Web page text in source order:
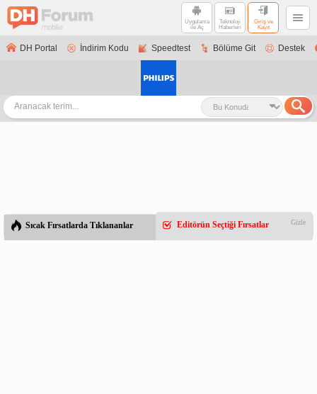
Uygulama
ile Aç
Teknoloji
Haberleri
Giriş ve
Kayıt
DH Portal İndirim Kodu Speedtest Bölüme Git Destek
Sıcak Fırsatlarda Tıklananlar Editörün Seçtiği Fırsatlar Gizle